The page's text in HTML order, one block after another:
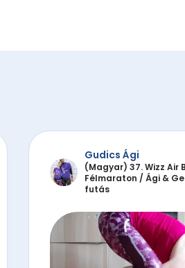
Gudics Ági
(Magyar) 37. Wizz Air
Félmaraton / Ági &
futás